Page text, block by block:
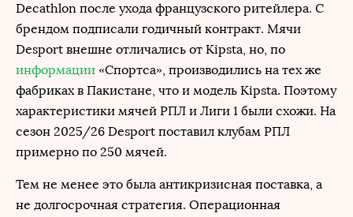
Decathlon после ухода французского ритейлера. С
брендом подписали годичный контракт. Мячи
Desport внешне отличались от Kipsta, но, по
информации «Спортса», производились на тех же
фабриках в Пакистане, что и модель Kipsta. Поэтому
характеристики мячей РПЛ и Лиги 1 были схожи. На
сезон 2025/26 Desport поставил клубам РПЛ
примерно по 250 мячей.
Тем не менее это была антикризисная поставка, а
не долгосрочная стратегия. Операционная